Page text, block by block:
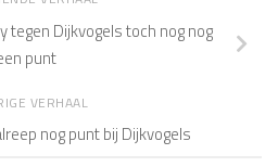
tegen Dijkvogels toch nog nog
punt
VERHAAL
nog punt bij Dijkvogels